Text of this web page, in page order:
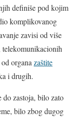
definiše pod kojim
komplikovanog
zavisi od više
organa zaštite
i drugih.
do zastoja, bilo zato
bilo zbog dugog